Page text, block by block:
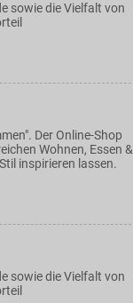
sowie die Vielfalt von
Der Online-Shop
Wohnen, Essen &
inspirieren lassen.
sowie die Vielfalt von